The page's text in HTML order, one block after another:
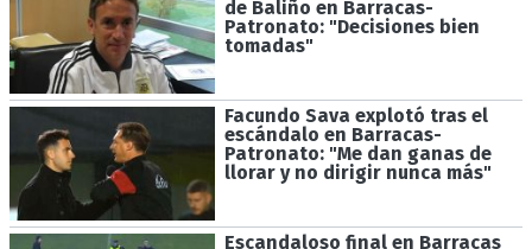
de Baliño en Barracas-
Patronato: "Decisiones bien
tomadas"
Facundo Sava explotó tras el
escándalo en Barracas-
Patronato: "Me dan ganas de
llorar y no dirigir nunca más"
Escandaloso final en Barracas